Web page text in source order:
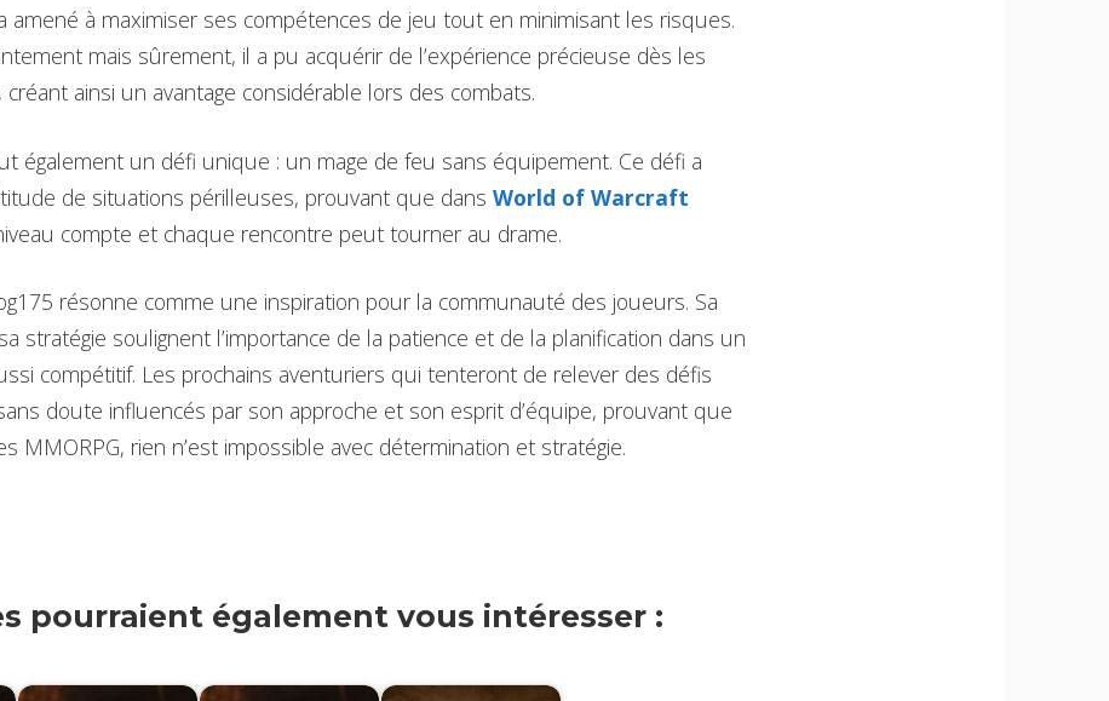
amené à maximiser ses compétences de jeu tout en minimisant les risques.
mais sûrement, il a pu acquérir de l’expérience précieuse dès les
ainsi un avantage considérable lors des combats.
également un défi unique : un mage de feu sans équipement. Ce défi a
de situations périlleuses, prouvant que dans World of Warcraft
compte et chaque rencontre peut tourner au drame.
résonne comme une inspiration pour la communauté des joueurs. Sa
stratégie soulignent l’importance de la patience et de la planification dans un
compétitif. Les prochains aventuriers qui tenteront de relever des défis
doute influencés par son approche et son esprit d’équipe, prouvant que
MMORPG, rien n’est impossible avec détermination et stratégie.
pourraient également vous intéresser :